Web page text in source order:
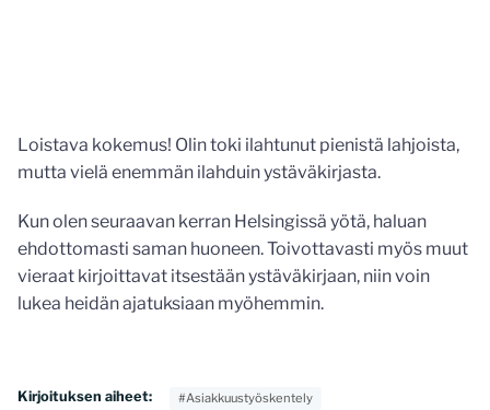
Loistava kokemus! Olin toki ilahtunut pienistä lahjoista,
mutta vielä enemmän ilahduin ystäväkirjasta.
Kun olen seuraavan kerran Helsingissä yötä, haluan
ehdottomasti saman huoneen. Toivottavasti myös muut
vieraat kirjoittavat itsestään ystäväkirjaan, niin voin
lukea heidän ajatuksiaan myöhemmin.
Kirjoituksen aiheet: #Asiakkuustyöskentely